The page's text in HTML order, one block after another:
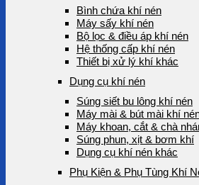
Bình chứa khí nén
Máy sấy khí nén
Bộ lọc & điều áp khí nén
Hệ thống cấp khí nén
Thiết bị xử lý khí khác
Dụng cụ khí nén
Súng siết bu lông khí nén
Máy mài & bút mài khí
Máy khoan, cắt & chà
Súng phun, xịt & bơm khí
Dụng cụ khí nén khác
Phụ Kiện & Phụ Tùng Khí